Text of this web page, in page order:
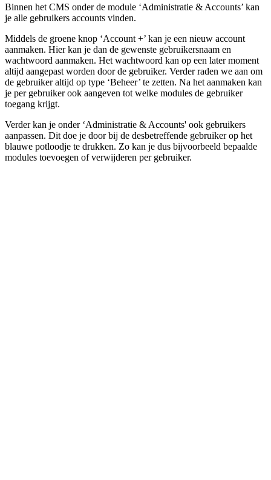
Binnen het CMS onder de module ‘Administratie & Accounts’ kan
je alle gebruikers accounts vinden.
Middels de groene knop ‘Account +’ kan je een nieuw account
aanmaken. Hier kan je dan de gewenste gebruikersnaam en
wachtwoord aanmaken. Het wachtwoord kan op een later moment
altijd aangepast worden door de gebruiker. Verder raden we aan om
de gebruiker altijd op type ‘Beheer’ te zetten. Na het aanmaken kan
je per gebruiker ook aangeven tot welke modules de gebruiker
toegang krijgt.
Verder kan je onder ‘Administratie & Accounts' ook gebruikers
aanpassen. Dit doe je door bij de desbetreffende gebruiker op het
blauwe potloodje te drukken. Zo kan je dus bijvoorbeeld bepaalde
modules toevoegen of verwijderen per gebruiker.